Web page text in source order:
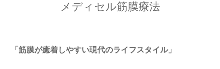
メディセル筋膜療法
「筋膜が癒着しやすい現代のライフスタイル」